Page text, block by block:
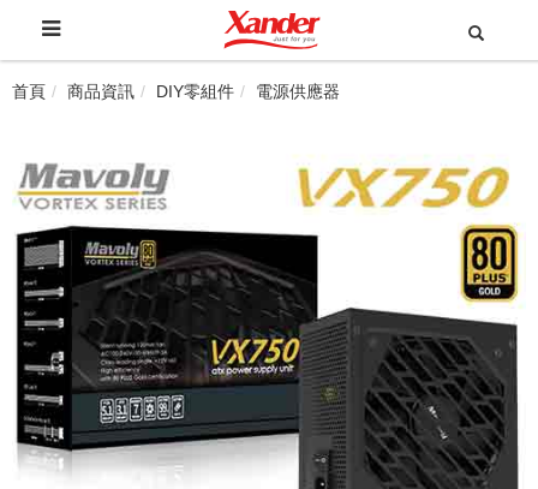
首頁 商品資訊 DIY零組件 電源供應器